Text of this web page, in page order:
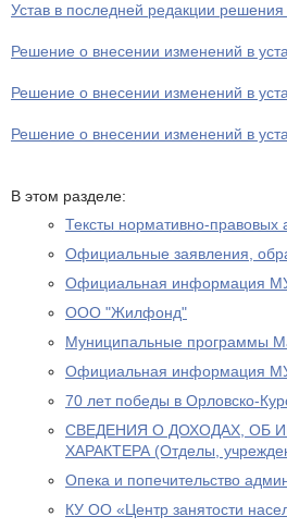
Устав в последней редакции
Решение о внесении изменений в
Решение о внесении изменений в
Решение о внесении изменений в
В этом разделе:
Тексты нормативно-правовых
Официальные заявления,
Официальная информация
ООО "Жилфонд"
Муниципальные программы
Официальная информация
70 лет победы в Орловско-
СВЕДЕНИЯ О ДОХОДАХ, ОБ
ХАРАКТЕРА (Отделы,
Опека и попечительство
КУ ОО «Центр занятости